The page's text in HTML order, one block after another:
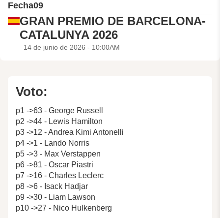
Fecha09
GRAN PREMIO DE BARCELONA-
CATALUNYA 2026
14 de junio de 2026 - 10:00AM
Voto:
p1 ->63 - George Russell
p2 ->44 - Lewis Hamilton
p3 ->12 - Andrea Kimi Antonelli
p4 ->1 - Lando Norris
p5 ->3 - Max Verstappen
p6 ->81 - Oscar Piastri
p7 ->16 - Charles Leclerc
p8 ->6 - Isack Hadjar
p9 ->30 - Liam Lawson
p10 ->27 - Nico Hulkenberg